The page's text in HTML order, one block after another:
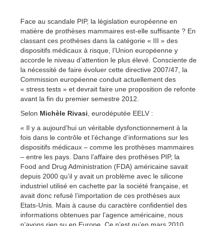
Face au scandale PIP, la législation européenne en
matière de prothèses mammaires est-elle suffisante ? En
classant ces prothèses dans la catégorie « III » des
dispositifs médicaux à risque, l’Union européenne y
accorde le niveau d’attention le plus élevé. Consciente de
la nécessité de faire évoluer cette directive 2007/47, la
Commission européenne conduit actuellement des
« stress tests » et devrait faire une proposition de refonte
avant la fin du premier semestre 2012.
Selon Michèle Rivasi , eurodéputée EELV :
« Il y a aujourd’hui un véritable dysfonctionnement à la
fois dans le contrôle et l’échange d’informations sur les
dispositifs médicaux – comme les prothèses mammaires
– entre les pays. Dans l’affaire des prothèses PIP, la
Food and Drug Administration (FDA) américaine savait
depuis 2000 qu’il y avait un problème avec le silicone
industriel utilisé en cachette par la société française, et
avait donc refusé l’importation de ces prothèses aux
Etats-Unis. Mais à cause du caractère confidentiel des
informations obtenues par l’agence américaine, nous
n’avons rien su en Europe. Ce n’est qu’en mars 2010